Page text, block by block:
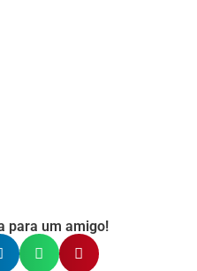
para um amigo!